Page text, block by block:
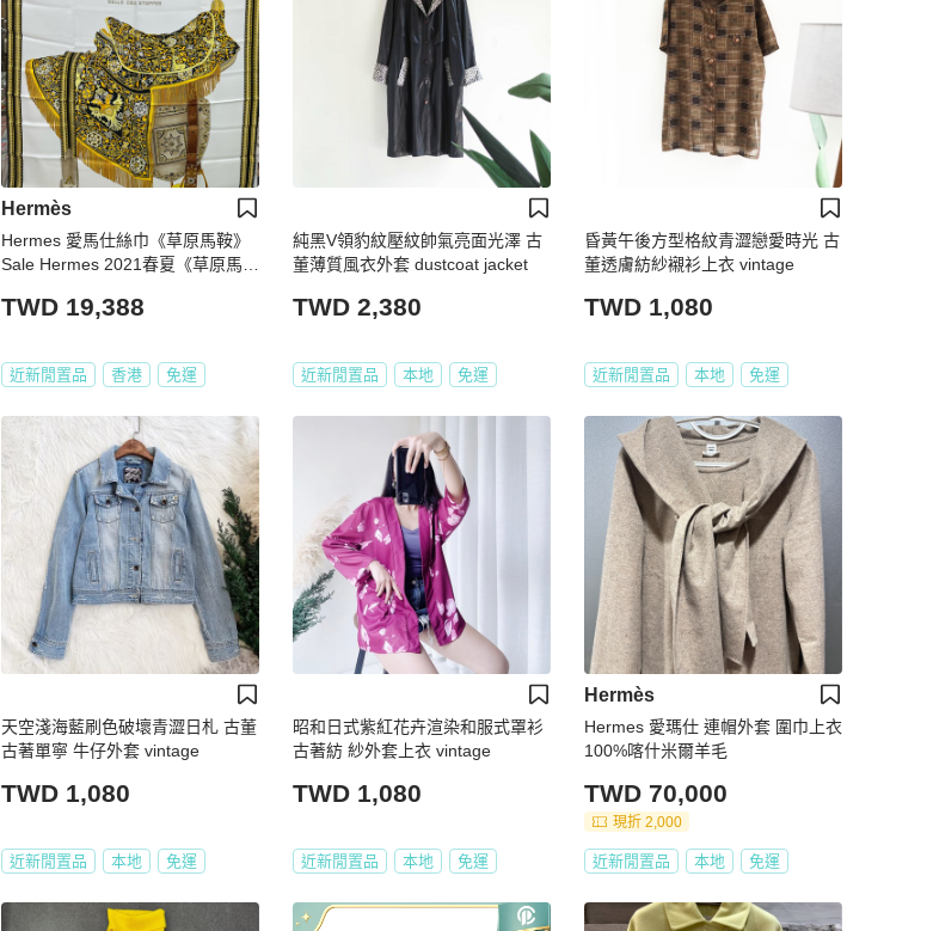
Hermès
Hermes 愛馬仕絲巾《草原馬鞍》
Sale Hermes 2021春夏《草原馬
作,再現了十九世紀末來自圖庫曼斯
TWD 19,388
近新閒置品 香港 免運
純黑V領豹紋壓紋帥氣亮面光澤 古
董薄質風衣外套 dustcoat jacket
TWD 2,380
近新閒置品 本地 免運
昏黃午後方型格紋青澀戀愛時光 古
董透膚紡紗襯衫上衣 vintage
TWD 1,080
近新閒置品 本地 免運
天空淺海藍刷色破壞青澀日札 古董
古著單寧 牛仔外套 vintage
TWD 1,080
近新閒置品 本地 免運
昭和日式紫紅花卉渲染和服式罩衫
古著紡 紗外套上衣 vintage
TWD 1,080
近新閒置品 本地 免運
Hermès
Hermes 愛瑪仕 連帽外套 圍巾上衣
100%喀什米爾羊毛
TWD 70,000
現折 2,000
近新閒置品 本地 免運